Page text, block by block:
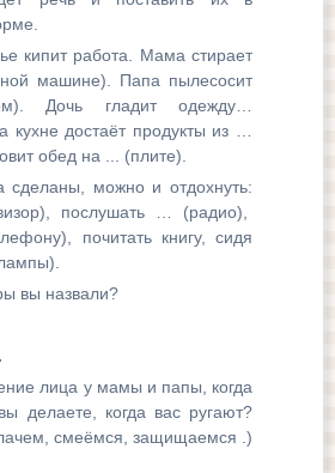
кипит работа. Мама стирает
машине). Папа пылесосит
Дочь гладит одежду…
кухне достаёт продукты из …
обед на ... (плите).
можно и отдохнуть:
послушать … (радио),
почитать книгу, сидя
вы назвали?
лица у мамы и папы, когда
делаете, когда вас ругают?
смеёмся, защищаемся .)